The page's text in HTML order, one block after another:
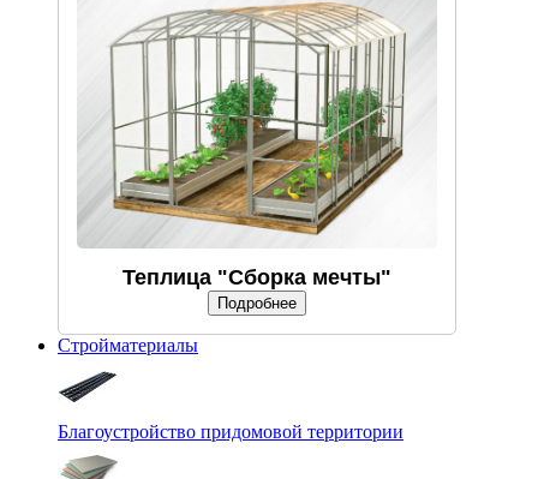
Теплица "Сборка мечты"
Подробнее
Стройматериалы
Благоустройство придомовой территории